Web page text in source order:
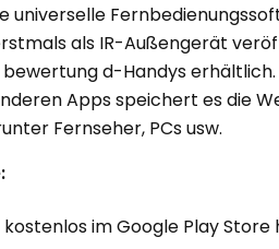
universelle
als IR-Außengerät
d-Handys erhältlich.
Apps speichert es die
Fernseher, PCs usw.
kostenlos im Google Play